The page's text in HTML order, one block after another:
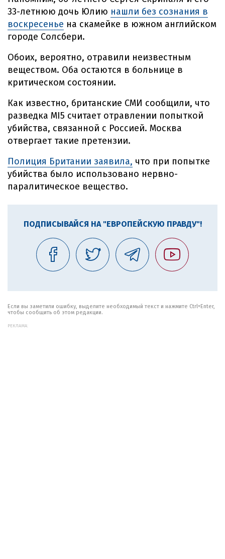
33-летнюю дочь Юлию нашли без сознания в
воскресенье на скамейке в южном английском
городе Солсбери.
Обоих, вероятно, отравили неизвестным
веществом. Оба остаются в больнице в
критическом состоянии.
Как известно, британские СМИ сообщили, что
разведка МI5 считает отравлении попыткой
убийства, связанной с Россией. Москва
отвергает такие претензии.
Полиция Британии заявила, что при попытке
убийства было использовано нервно-
паралитическое вещество.
ПОДПИСЫВАЙСЯ НА "ЕВРОПЕЙСКУЮ ПРАВДУ"!
Если вы заметили ошибку, выделите необходимый текст и нажмите Ctrl+Enter,
чтобы сообщить об этом редакции.
РЕКЛАМА: